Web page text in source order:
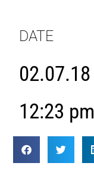
DATE
02.07.18
12:23 pm